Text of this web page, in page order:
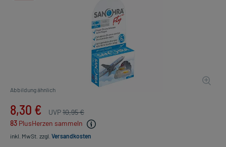
Abbildung ähnlich
8,30 € UVP10,95 €
83 PlusHerzen sammeln
inkl. MwSt. zzgl. Versandkosten